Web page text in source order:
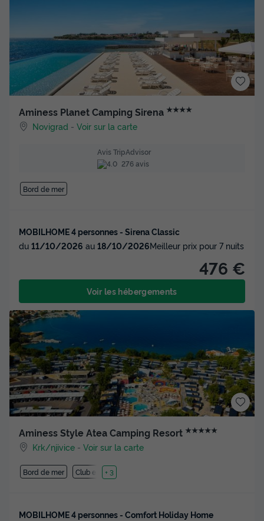
Aminess Planet Camping Sirena ★★★★
Novigrad -Voir sur la carte
Avis TripAdvisor
276 avis
Bord de mer
MOBILHOME 4 personnes - Sirena Classic
du 11/10/2026 au 18/10/2026Meilleur prix pour 7 nuits
476 €
Voir les hébergements
Aminess Style Atea Camping Resort ★★★★★
Krk/njivice -Voir sur la carte
Bord de mer Club enfant
+ 3
MOBILHOME 4 personnes - Comfort Holiday Home